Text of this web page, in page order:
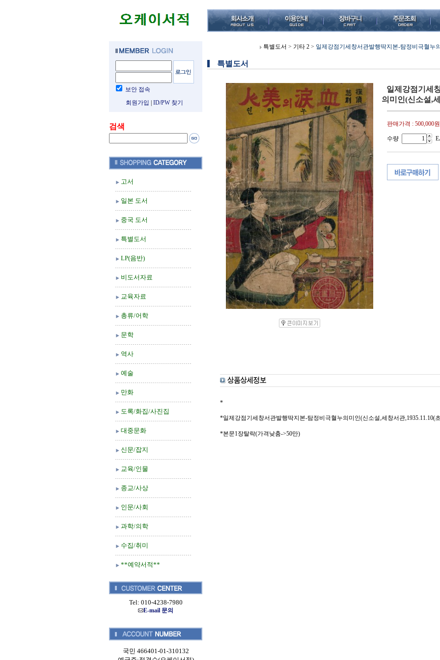
보안 접속
회원가입
ID/PW 찾기
검색
고서
일본 도서
중국 도서
특별도서
LP(음반)
비도서자료
교육자료
총류/어학
문학
역사
예술
만화
도록/화집/사진집
대중문화
신문/잡지
교육/인물
종교/사상
인문/사회
과학/의학
수집/취미
**예약서적**
Tel: 010-4238-7980
E-mail 문의
국민 466401-01-310132
특별도서 > 기타 2 > 일제강점기세창서관발행딱지본-탐정비극혈누
특별도서
일제강점기세
의미인(신소설,
판매가격 : 500,000원
수량
*
*일제강점기세창서관발행딱지본-탐정비극혈누의미인(신소설,세창서관,1935.11.10(
*본문1장탈락(가격낮춤->50만)